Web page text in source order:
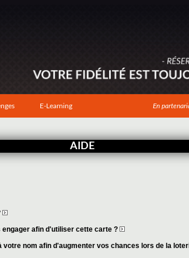
E-Learning En
AIDE
afin d'utiliser cette carte ?
nom afin d'augmenter vos chances lors de la